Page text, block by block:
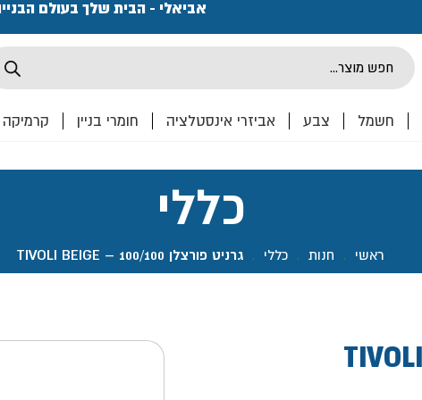
אביאלי - הבית שלך בעולם
Products
search
חשמל צבע אביזרי אינסטלציה חומרי בניין קרמיקה
כללי
ראשי . חנות . כללי . גרניט פורצלן 100/100 – TIVOLI BEIGE